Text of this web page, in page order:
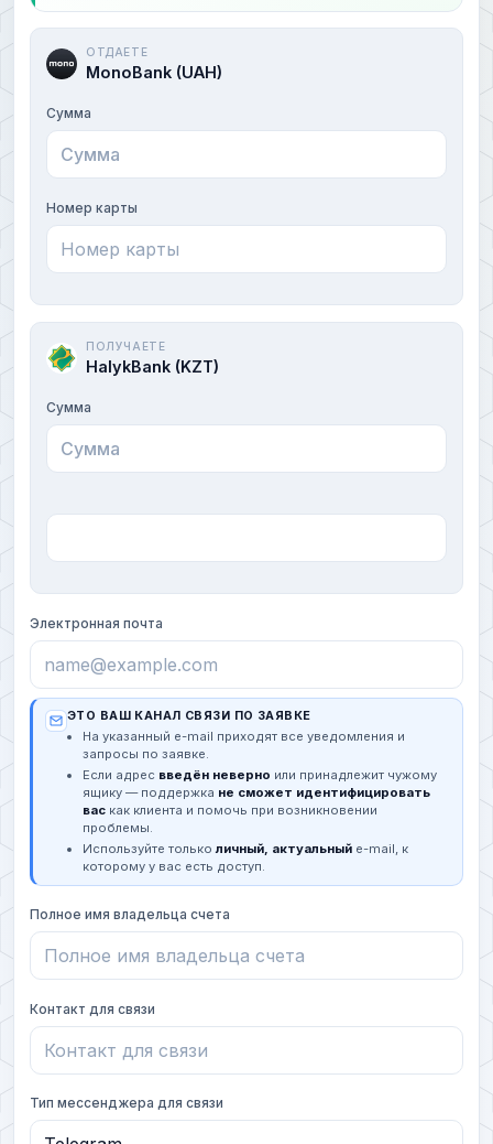
ОТДАЕТЕ
MonoBank (UAH)
Сумма
Номер карты
ПОЛУЧАЕТЕ
HalykBank (KZT)
Сумма
Электронная почта
ЭТО ВАШ КАНАЛ СВЯЗИ ПО ЗАЯВКЕ
На указанный e-mail приходят все уведомления и
запросы по заявке.
Если адрес введён неверно или принадлежит чужому
ящику — поддержка не сможет идентифицировать
вас как клиента и помочь при возникновении
проблемы.
Используйте только личный, актуальный e-mail, к
которому у вас есть доступ.
Полное имя владельца счета
Контакт для связи
Тип мессенджера для связи